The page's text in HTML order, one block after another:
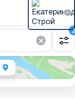
2